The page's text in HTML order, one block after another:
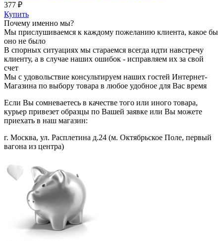
377 ₽
Купить
Почему именно мы?
Мы прислушиваемся к каждому пожеланию клиента, какое бы
оно не было
В спорных ситуациях мы стараемся всегда идти навстречу
клиенту, а в случае наших ошибок - исправляем их за свой
счет
Мы с удовольствие консультируем наших гостей Интернет-
Магазина по выбору товара в любое удобное для Вас время
Если Вы сомневаетесь в качестве того или иного товара,
курьер привезет образцы по Вашей заявке или Вы можете
приехать в наш магазин:
г. Москва, ул. Расплетина д.24 (м. Октябрьское Поле, первый
вагона из центра)